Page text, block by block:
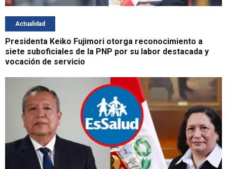
Actualidad
Presidenta Keiko Fujimori otorga reconocimiento a
siete suboficiales de la PNP por su labor destacada y
vocación de servicio